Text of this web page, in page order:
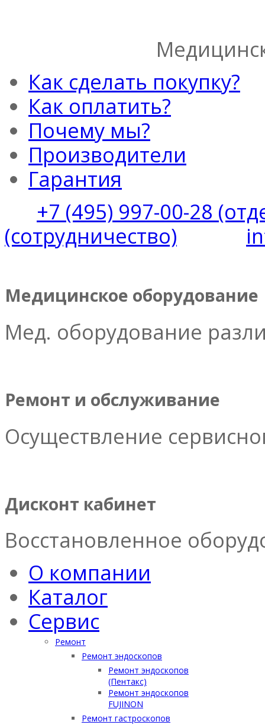
Как сделать покупку?
Как оплатить?
Почему мы?
Производители
Гарантия
+7 (495) 997-00-28
(сотрудничество)
Медицинское оборудование
Мед. оборудование
Ремонт и обслуживание
Осуществление
Дисконт кабинет
Восстановленное
О компании
Каталог
Сервис
Ремонт
Ремонт эндоскопов
Ремонт эндоскопов
(Пентакс)
Ремонт эндоскопов
FUJINON
Ремонт гастроскопов